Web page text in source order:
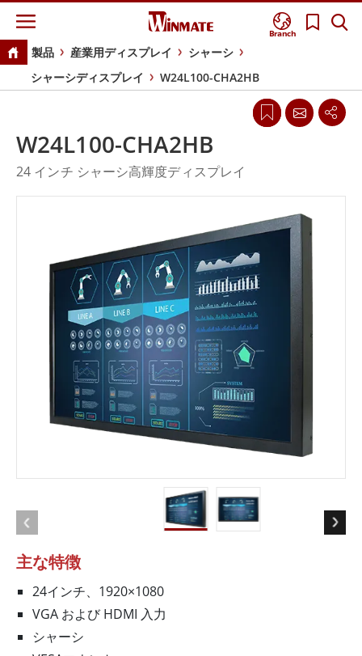
Branch
製品 産業用ディスプレイ
シャーシ
シャーシディスプレイ
W24L100-CHA2HB
主な特徴
24インチ、1920×1080
VGA および HDMI 入力
シャーシ
W24L100-CHA2HB
24 インチ シャーシ高輝度ディスプレイ